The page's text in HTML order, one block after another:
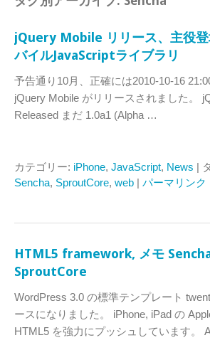
jQuery Mobile リリース、主役
バイルJavaScriptライブラリ
予告通り10月、正確には2010-10-16
jQuery Mobile がリリースされました。
Released まだ 1.0a1 (Alpha …
カテゴリー: iPhone, JavaScript, News |
Sencha, SproutCore, web | パーマリンク
HTML5 framework, メモ
SproutCore
WordPress 3.0 の標準テンプレート
ースになりました。 iPhone, iPad の
HTML5 を強力にプッシュしています。